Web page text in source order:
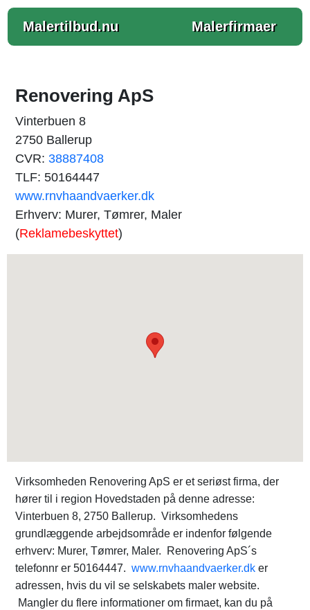
Malertilbud.nu Malerfirmaer
Renovering ApS
Vinterbuen 8
2750 Ballerup
CVR: 38887408
TLF: 50164447
www.rnvhaandvaerker.dk
Erhverv: Murer, Tømrer, Maler
(Reklamebeskyttet)
Virksomheden Renovering ApS er et seriøst firma, der
hører til i region Hovedstaden på denne adresse:
Vinterbuen 8, 2750 Ballerup. Virksomhedens
grundlæggende arbejdsområde er indenfor følgende
erhverv: Murer, Tømrer, Maler. Renovering ApS´s
telefonnr er 50164447. www.rnvhaandvaerker.dk er
adressen, hvis du vil se selskabets maler website.
Mangler du flere informationer om firmaet, kan du på